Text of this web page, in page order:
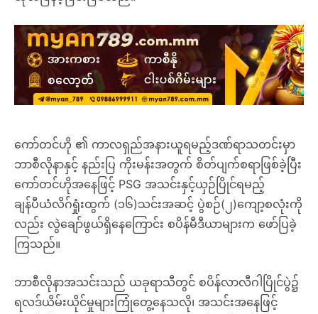
ကော်တင်ဟို ၏ ကာလရှည်အနားယူရမည့်ဒဏ်ရာသတင်းမှာ
ဘာစီလိုနာနှင့် နည်းပြ ကိုးမန်းအတွက် စိတ်ပျက်စရာဖြစ်ခဲ့ပြီး
ကော်တင်ဟိုအနေဖြင့် PSG အသင်းနှင့်ယှဉ်ပြိုင်ရမည့်
ချန်ပီယံလိဂ်ရှုံးထွက် (၁၆)သင်းအဆင့် ပွဲစဉ်(၂)ကျော့စလုံးကို
လည်း လွဲချော်ဖွယ်ရှိနေကြောင်း စပိန်မီဒီယာများက ဖော်ပြခဲ့
ကြသည်။
ဘာစီလိုနာအသင်းသည် ယခုရာသီတွင် စပိန်လာလီဂါပြိုင်ပွဲ၌
ရလဒ်ယိမ်းယိုင်မှုများကြုံတွေ့နေသလို၊ အသင်းအနေဖြင့်